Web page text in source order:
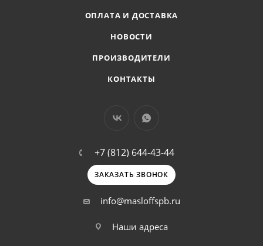
ОПЛАТА И ДОСТАВКА
НОВОСТИ
ПРОИЗВОДИТЕЛИ
КОНТАКТЫ
+7 (812) 644-43-44
ЗАКАЗАТЬ ЗВОНОК
info@masloffspb.ru
Наши адреса